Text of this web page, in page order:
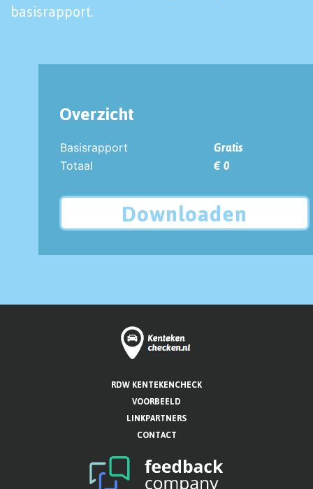
basisrapport.
Overzicht
Basisrapport
Gratis
Totaal
€ 0
Downloaden
RDW KENTEKENCHECK
VOORBEELD
LINKPARTNERS
CONTACT